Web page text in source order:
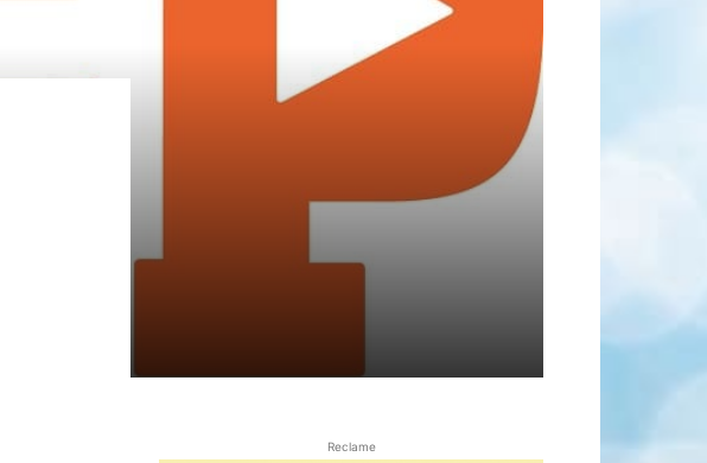
Reclame